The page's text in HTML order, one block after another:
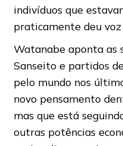
indivíduos que
praticamente deu voz
Watanabe aponta as
Sanseito e partidos
pelo mundo nos
novo pensamento
mas que está
outras potências